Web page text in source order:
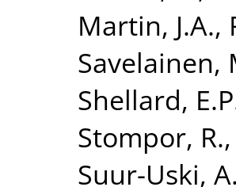
Martin, J.A.,
Savelainen,
Shellard,
Stompor, R.,
Suur-Uski,